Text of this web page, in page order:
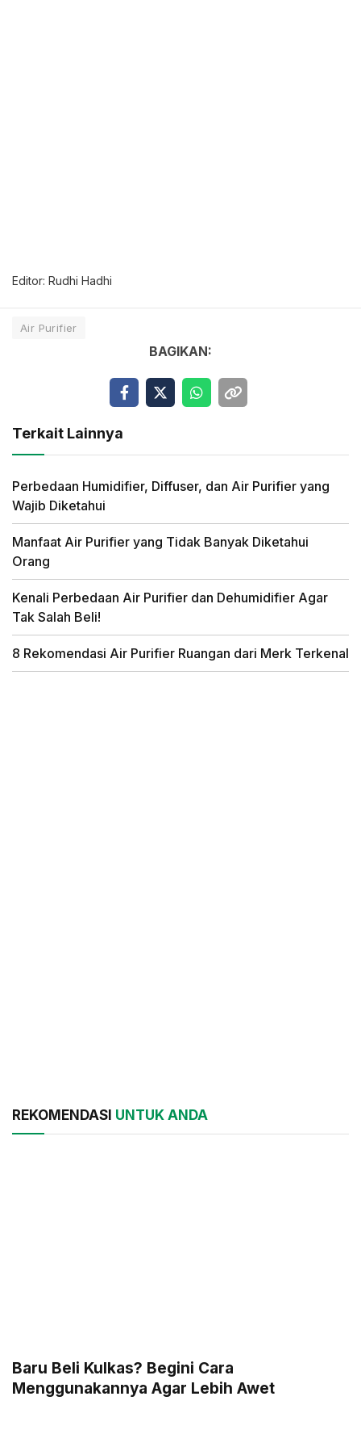
Editor: Rudhi Hadhi
Air Purifier
BAGIKAN:
Terkait Lainnya
Perbedaan Humidifier, Diffuser, dan Air Purifier yang
Wajib Diketahui
Manfaat Air Purifier yang Tidak Banyak Diketahui
Orang
Kenali Perbedaan Air Purifier dan Dehumidifier Agar
Tak Salah Beli!
8 Rekomendasi Air Purifier Ruangan dari Merk Terkenal
REKOMENDASI UNTUK ANDA
Baru Beli Kulkas? Begini Cara
Menggunakannya Agar Lebih Awet